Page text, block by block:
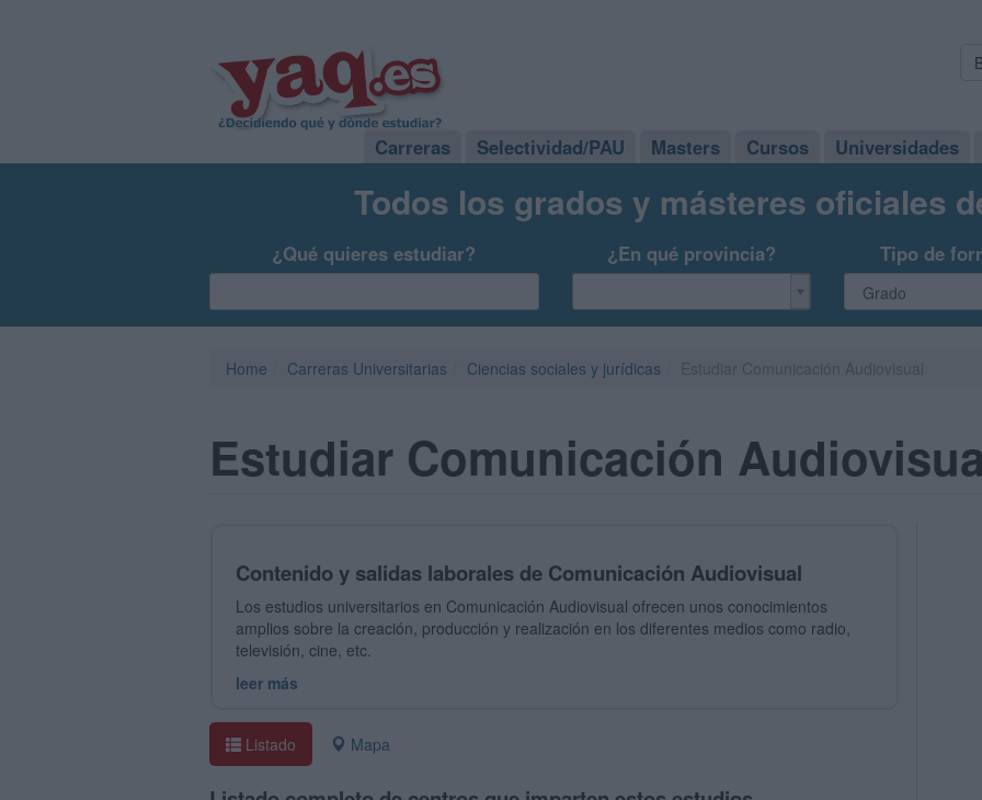
Carreras Selectividad/PAU Masters Cursos Universidades
Todos los grados y másteres oficiales
¿Qué quieres estudiar? ¿En qué provincia? Tipo de
Home Carreras Universitarias Ciencias sociales y jurídicas
Estudiar Comunicación
Contenido y salidas laborales de Comunicación Audiovisual
Los estudios universitarios en Comunicación Audiovisual ofrecen unos conocimientos
amplios sobre la creación, producción y realización en los diferentes medios como radio,
televisión, cine, etc.
leer más
Listado Mapa